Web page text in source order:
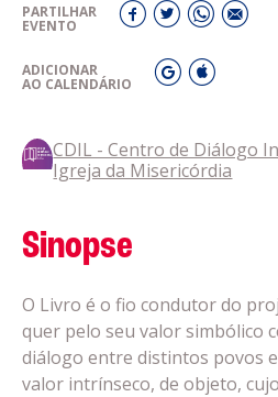
PARTILHAR
EVENTO
ADICIONAR
AO CALENDÁRIO
CDIL - Centro de Diálogo
Igreja da Misericórdia
Sinopse
O Livro é o fio condutor do
quer pelo seu valor simbólico
diálogo entre distintos povos
valor intrínseco, de objeto,